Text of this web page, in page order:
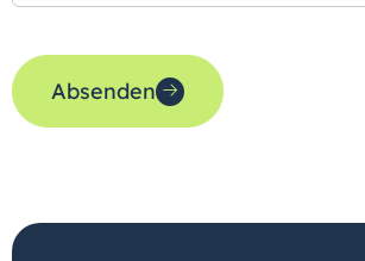
Absenden